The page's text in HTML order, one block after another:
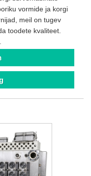
vormide ja korgi
meil on tugev
toodete kvaliteet.